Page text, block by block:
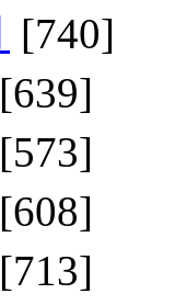
[740]
[639]
[573]
[608]
[713]